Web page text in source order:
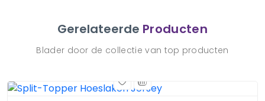
Gerelateerde Producten
Blader door de collectie van top producten